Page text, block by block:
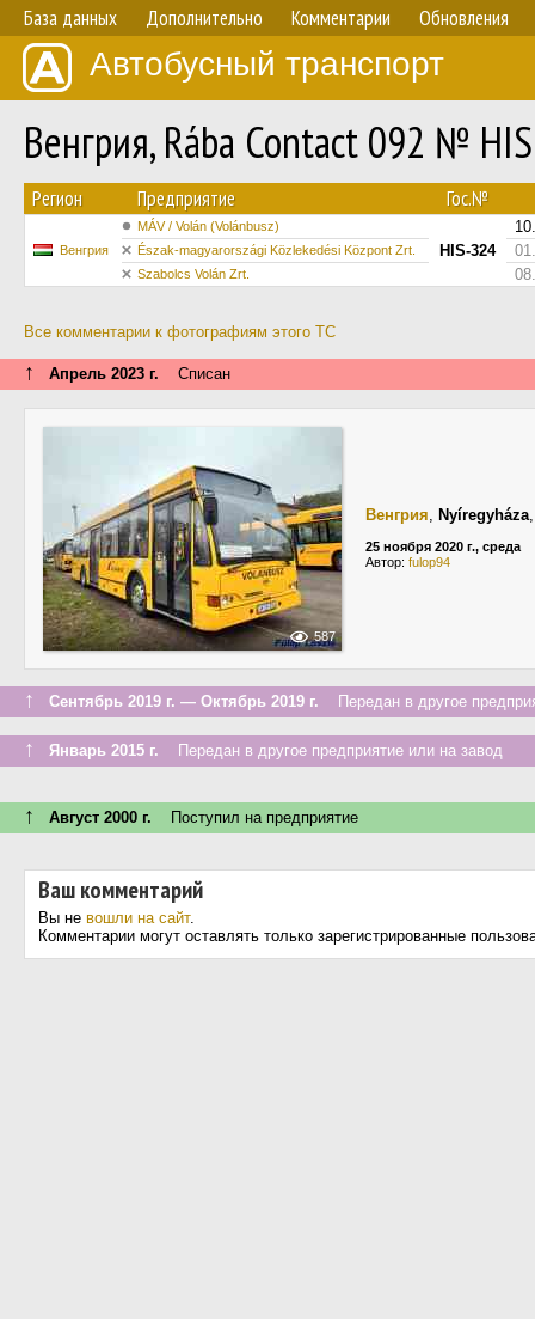
База данных Дополнительно Комментарии Обновления
Автобусный транспорт
Венгрия, Rába Contact 092 №
Регион Предприятие Гос.№
Венгрия
MÁV / Volán (Volánbusz)
HIS-324
Észak-magyarországi Közlekedési Központ Zrt.
Szabolcs Volán Zrt.
Все комментарии к фотографиям этого ТС
↑ Апрель 2023 г. Списан
587
Венгрия, Nyíregyháza
25 ноября 2020 г., среда
Автор: fulop94
↑ Сентябрь 2019 г. — Октябрь 2019 г. Передан в другое
↑ Январь 2015 г. Передан в другое предприятие или на завод
↑ Август 2000 г. Поступил на предприятие
Ваш комментарий
Вы не вошли на сайт.
Комментарии могут оставлять только зарегистрированные